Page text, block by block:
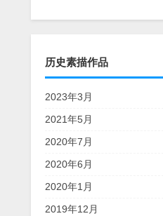
历史素描作品
2023年3月
2021年5月
2020年7月
2020年6月
2020年1月
2019年12月